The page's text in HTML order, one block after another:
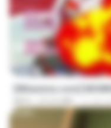
[Witanime.com]
MP4 213.6 MB 11 dni